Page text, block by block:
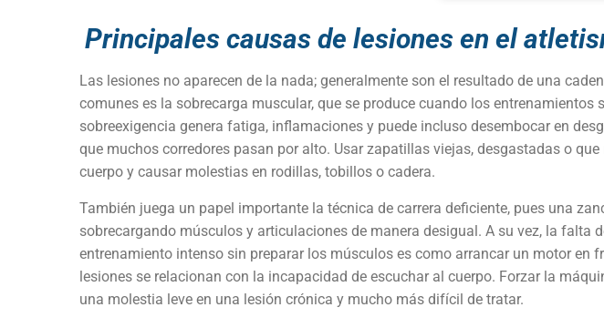
Principales causas de lesiones en el
Las lesiones no aparecen de la nada; generalmente son el resultado de una
comunes es la sobrecarga muscular, que se produce cuando los
sobreexigencia genera fatiga, inflamaciones y puede incluso desembocar en
que muchos corredores pasan por alto. Usar zapatillas viejas, desgastadas o
cuerpo y causar molestias en rodillas, tobillos o cadera.
También juega un papel importante la técnica de carrera deficiente, pues una
sobrecargando músculos y articulaciones de manera desigual. A su vez, la
entrenamiento intenso sin preparar los músculos es como arrancar un motor
lesiones se relacionan con la incapacidad de escuchar al cuerpo. Forzar la
una molestia leve en una lesión crónica y mucho más difícil de tratar.